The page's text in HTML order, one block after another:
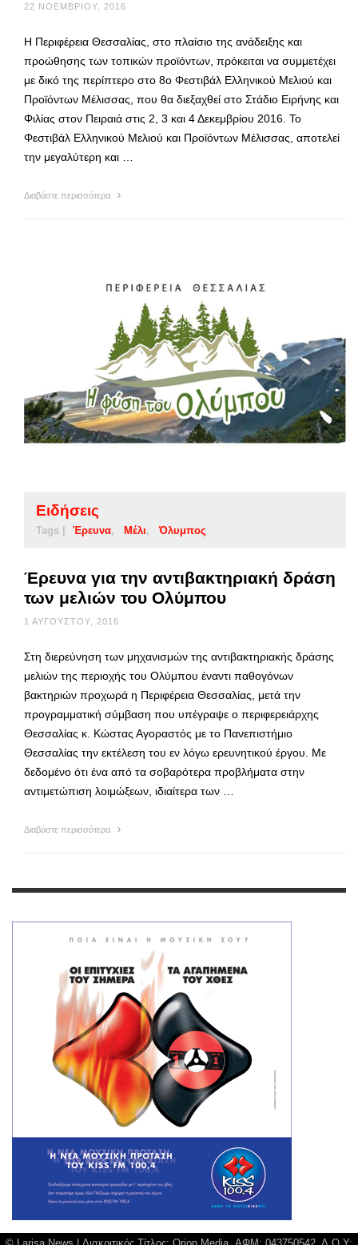
22 ΝΟΕΜΒΡΊΟΥ, 2016
Η Περιφέρεια Θεσσαλίας, στο πλαίσιο της ανάδειξης και
προώθησης των τοπικών προϊόντων, πρόκειται να συμμετέχει
με δικό της περίπτερο στο 8ο Φεστιβάλ Ελληνικού Μελιού και
Προϊόντων Μέλισσας, που θα διεξαχθεί στο Στάδιο Ειρήνης και
Φιλίας στον Πειραιά στις 2, 3 και 4 Δεκεμβρίου 2016. Το
Φεστιβάλ Ελληνικού Μελιού και Προϊόντων Μέλισσας, αποτελεί
την μεγαλύτερη και …
Διαβάστε περισσότερα
Ειδήσεις
Tags | Έρευνα Μέλι Όλυμπος
Έρευνα για την αντιβακτηριακή δράση
των μελιών του Ολύμπου
1 ΑΥΓΟΎΣΤΟΥ, 2016
Στη διερεύνηση των μηχανισμών της αντιβακτηριακής δράσης
μελιών της περιοχής του Ολύμπου έναντι παθογόνων
βακτηριών προχωρά η Περιφέρεια Θεσσαλίας, μετά την
προγραμματική σύμβαση που υπέγραψε ο περιφερειάρχης
Θεσσαλίας κ. Κώστας Αγοραστός με το Πανεπιστήμιο
Θεσσαλίας την εκτέλεση του εν λόγω ερευνητικού έργου. Με
δεδομένο ότι ένα από τα σοβαρότερα προβλήματα στην
αντιμετώπιση λοιμώξεων, ιδιαίτερα των …
Διαβάστε περισσότερα